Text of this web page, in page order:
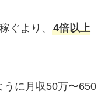
ぐより、 4倍以上
うに月収50万〜650